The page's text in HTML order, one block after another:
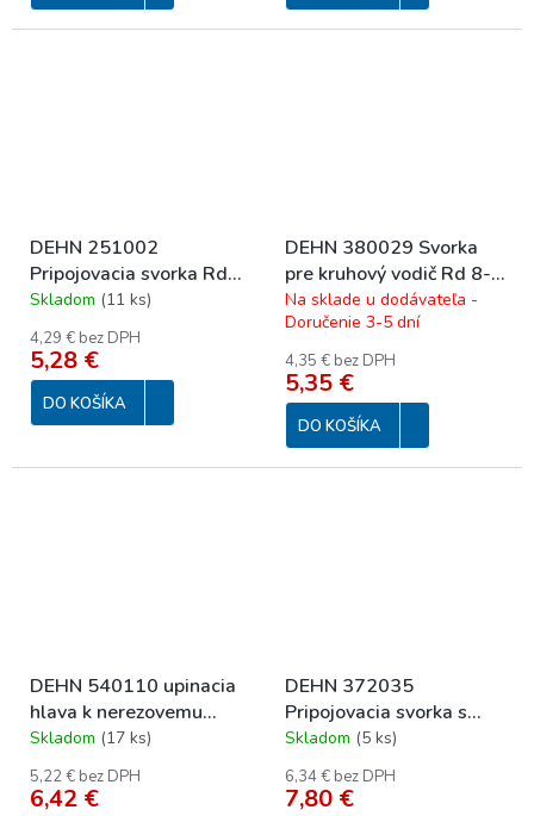
DEHN 251002
Pripojovacia svorka Rd
7-10mm pre vodič/plech
o hrúbke 0,7-5mm FeZn
Skladom (11 ks)
4,29 € bez DPH
5,28 €
DO KOŠÍKA
DEHN 380029 Svorka
pre kruhový vodič Rd 8-
10 tyč 16mm NIRO-2
Na sklade u dodávateľa -
Doručenie 3-5 dní
4,35 € bez DPH
5,35 €
DO KOŠÍKA
DEHN 540110 upinacia
hlava k nerezovemu
pasiku
Skladom (17 ks)
5,22 € bez DPH
6,42 €
DEHN 372035
Pripojovacia svorka s
prítlačnou skrutkou Rd
6-10 pre kovové
konštrukcie o hrúbke 18-
Skladom (5 ks)
6,34 € bez DPH
7,80 €